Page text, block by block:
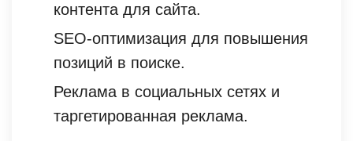
контента для сайта.
SEO-оптимизация для повышения
позиций в поиске.
Реклама в социальных сетях и
таргетированная реклама.